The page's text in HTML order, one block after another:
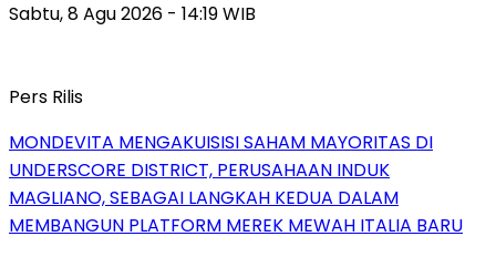
Sabtu, 8 Agu 2026 - 14:19 WIB
Pers Rilis
MONDEVITA MENGAKUISISI SAHAM MAYORITAS DI
UNDERSCORE DISTRICT, PERUSAHAAN INDUK
MAGLIANO, SEBAGAI LANGKAH KEDUA DALAM
MEMBANGUN PLATFORM MEREK MEWAH ITALIA BARU